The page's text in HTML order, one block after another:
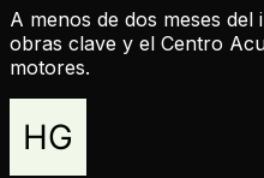
A menos de dos meses
obras clave y el Centro
motores.